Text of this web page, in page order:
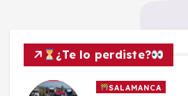
¿Te lo perdiste?
SALAMANCA